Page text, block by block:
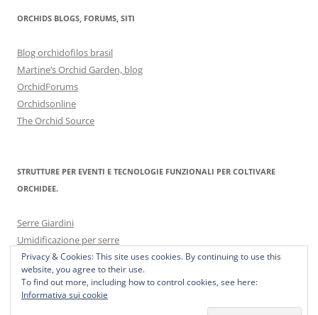
ORCHIDS BLOGS, FORUMS, SITI
Blog orchidofilos brasil
Martine’s Orchid Garden, blog
OrchidForums
Orchidsonline
The Orchid Source
STRUTTURE PER EVENTI E TECNOLOGIE FUNZIONALI PER COLTIVARE
ORCHIDEE.
Serre Giardini
Umidificazione per serre
Privacy & Cookies: This site uses cookies. By continuing to use this
website, you agree to their use.
To find out more, including how to control cookies, see here:
Informativa sui cookie